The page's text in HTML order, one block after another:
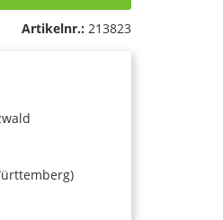
Artikelnr.: 213823